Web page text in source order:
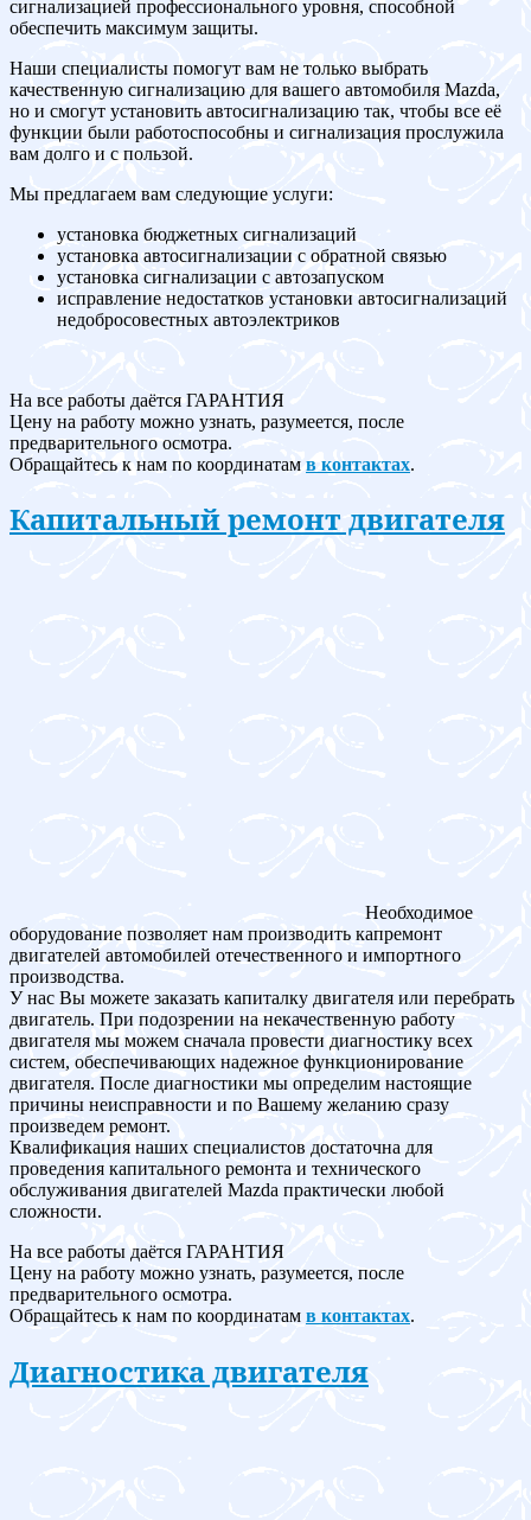
сигнализацией профессионального уровня, способной
обеспечить максимум защиты.
Наши специалисты помогут вам не только выбрать
качественную сигнализацию для вашего автомобиля Mazda,
но и смогут установить автосигнализацию так, чтобы все её
функции были работоспособны и сигнализация прослужила
вам долго и с пользой.
Мы предлагаем вам следующие услуги:
установка бюджетных сигнализаций
установка автосигнализации с обратной связью
установка сигнализации с автозапуском
исправление недостатков установки автосигнализаций
недобросовестных автоэлектриков
На все работы даётся ГАРАНТИЯ
Цену на работу можно узнать, разумеется, после
предварительного осмотра.
Обращайтесь к нам по координатам в контактах.
Капитальный ремонт двигателя
Необходимое
оборудование позволяет нам производить капремонт
двигателей автомобилей отечественного и импортного
производства.
У нас Вы можете заказать капиталку двигателя или перебрать
двигатель. При подозрении на некачественную работу
двигателя мы можем сначала провести диагностику всех
систем, обеспечивающих надежное функционирование
двигателя. После диагностики мы определим настоящие
причины неисправности и по Вашему желанию сразу
произведем ремонт.
Квалификация наших специалистов достаточна для
проведения капитального ремонта и технического
обслуживания двигателей Mazda практически любой
сложности.
На все работы даётся ГАРАНТИЯ
Цену на работу можно узнать, разумеется, после
предварительного осмотра.
Обращайтесь к нам по координатам в контактах.
Диагностика двигателя